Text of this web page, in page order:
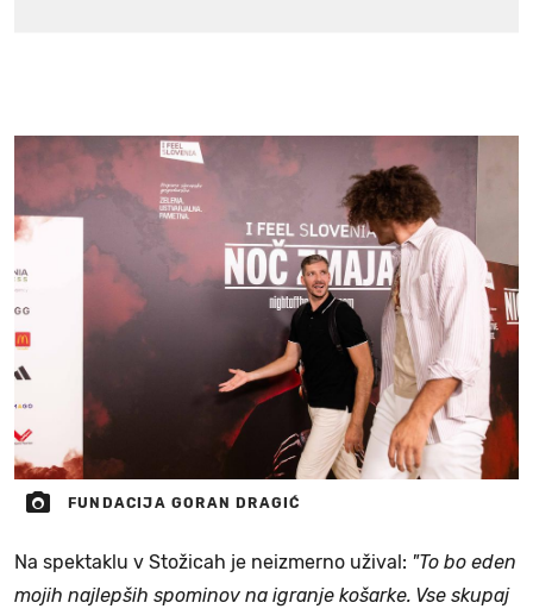
FUNDACIJA GORAN DRAGIĆ
Na spektaklu v Stožicah je neizmerno užival: "To bo eden
mojih najlepših spominov na igranje košarke. Vse skupaj